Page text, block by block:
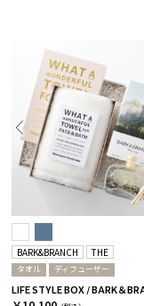
BARK&BRANCH THE
タオル ディフューザー